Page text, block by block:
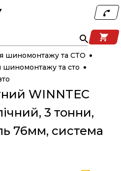
шиномонтажу та СТО
шиномонтажу та сто
WINNTEC
3 тонни,
76мм, система